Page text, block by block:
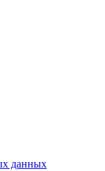
данных